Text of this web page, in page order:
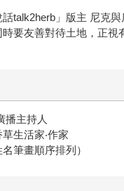
talk2herb」版主 尼克
要友善對待土地，正視
播主持人
生活家‧作家
筆畫順序排列）